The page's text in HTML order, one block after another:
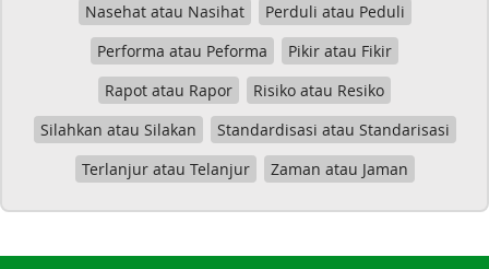
Nasehat atau Nasihat
Perduli atau Peduli
Performa atau Peforma
Pikir atau Fikir
Rapot atau Rapor
Risiko atau Resiko
Silahkan atau Silakan
Standardisasi atau Standarisasi
Terlanjur atau Telanjur
Zaman atau Jaman